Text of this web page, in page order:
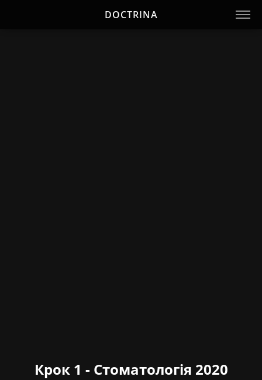
DOCTRINA
Крок 1 - Стоматологія 2020